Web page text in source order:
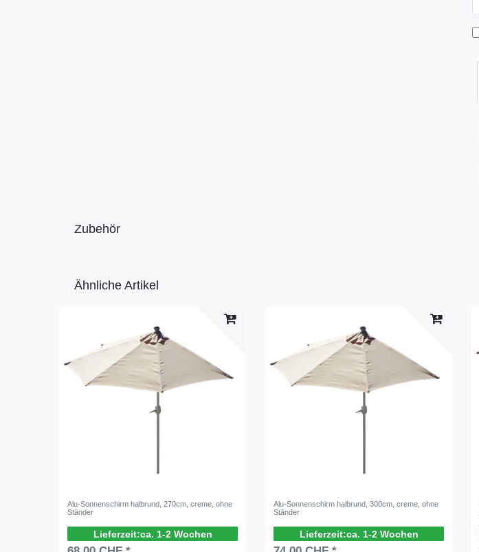
Zubehör
Ähnliche Artikel
Alu-Sonnenschirm halbrund, 270cm, creme, ohne
Ständer
ca. 1-2 Wochen
Alu-Sonnenschirm halbrund, 300cm, creme, ohne
Ständer
ca. 1-2 Wochen